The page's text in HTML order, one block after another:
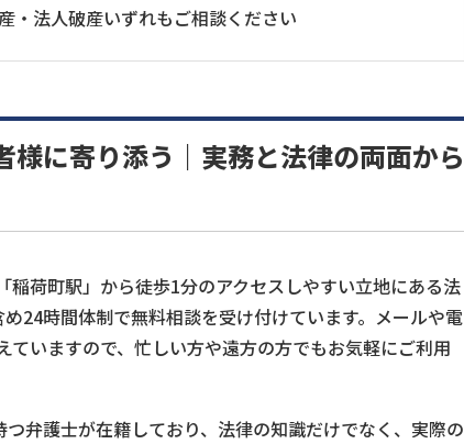
・法人破産いずれもご相談ください
様に寄り添う｜実務と法律の両面から
荷町駅」から徒歩1分のアクセスしやすい立地にある法
24時間体制で無料相談を受け付けています。メールや電
いますので、忙しい方や遠方の方でもお気軽にご利用
弁護士が在籍しており、法律の知識だけでなく、実際の